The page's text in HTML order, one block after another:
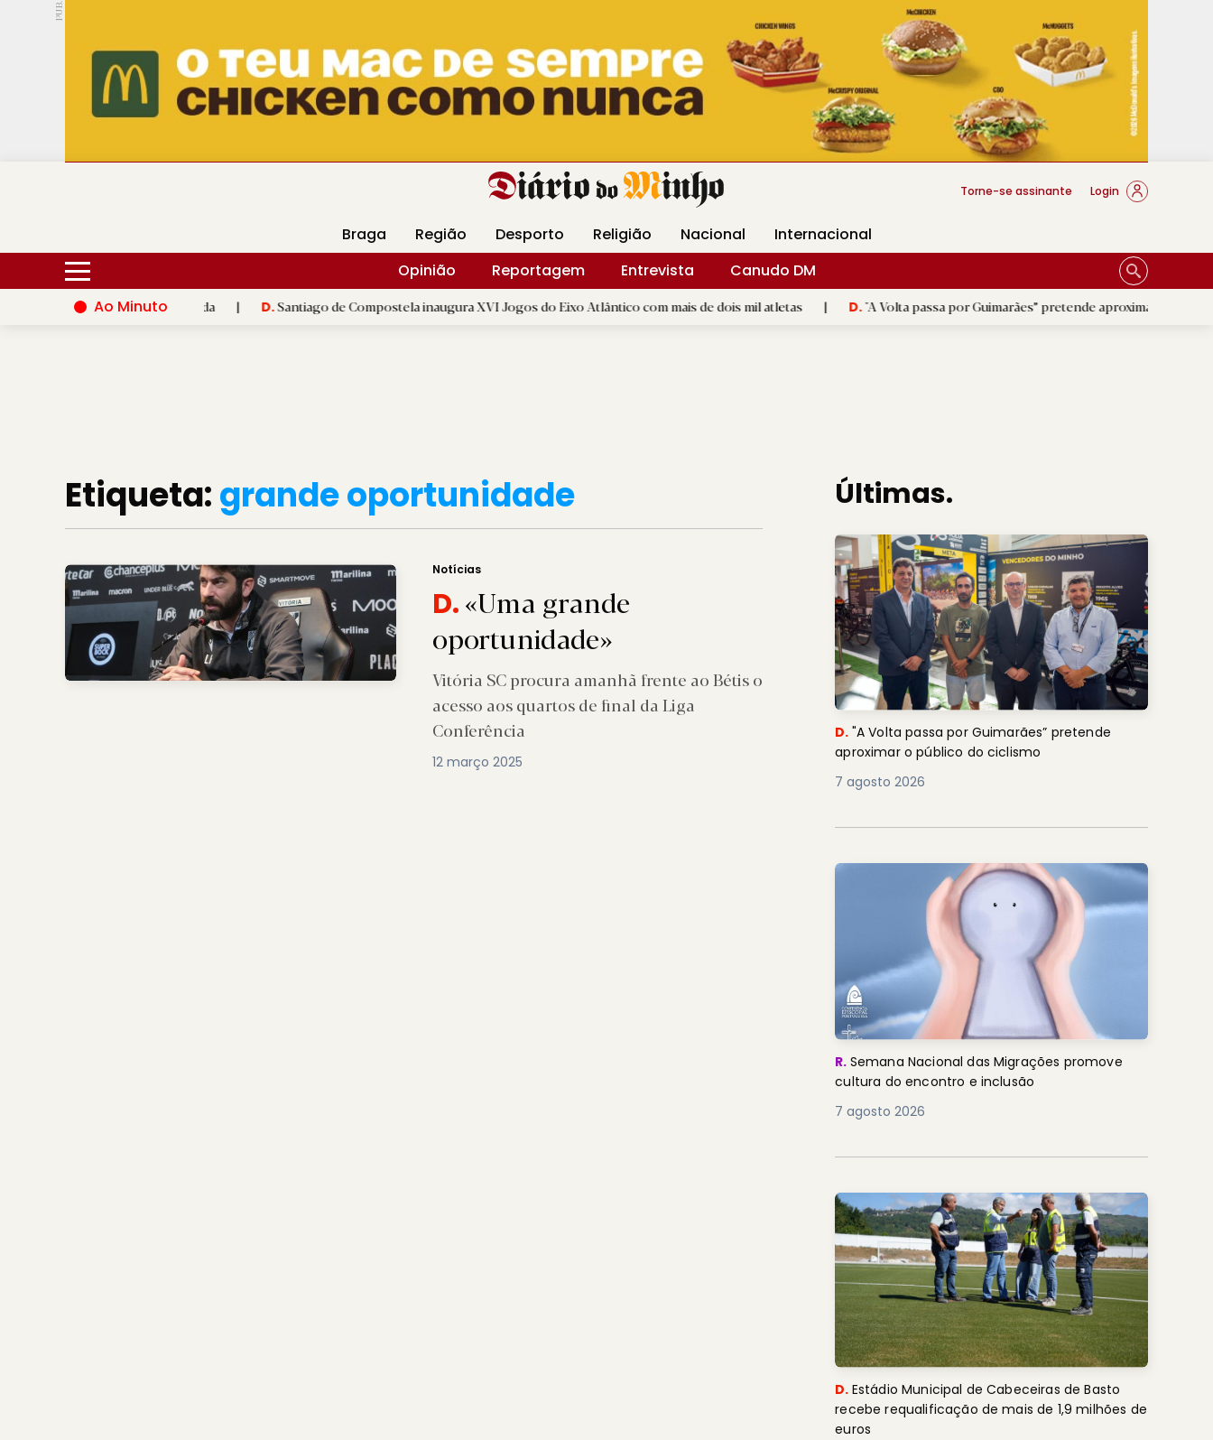
PUB.
Hoje 17ºC 28ºC DMtv Revista Minha Gráfica DM Livraria DM Arquidiocese Braga
Torne-se assinante Login
Braga Região Desporto Religião Nacional
Internacional
Opinião
Reportagem Entrevista
Canudo DM
Ao Minuto
mundo da moda | D. Santiago de Compostela inaugura XVI Jogos do Eixo Atlântico com mais de dois mil atletas | D."A Volta passa por Guimarães” pretende aproximar o público do ciclismo
Etiqueta:grande oportunidade
Notícias
D.«Uma grande
oportunidade»
Vitória SC procura amanhã frente ao Bétis o
acesso aos quartos de final da Liga
Conferência
12 março 2025
Últimas.
D. "A Volta passa por Guimarães” pretende
aproximar o público do ciclismo
7 agosto 2026
R. Semana Nacional das Migrações promove
cultura do encontro e inclusão
7 agosto 2026
D. Estádio Municipal de Cabeceiras de Basto
recebe requalificação de mais de 1,9 milhões de
euros